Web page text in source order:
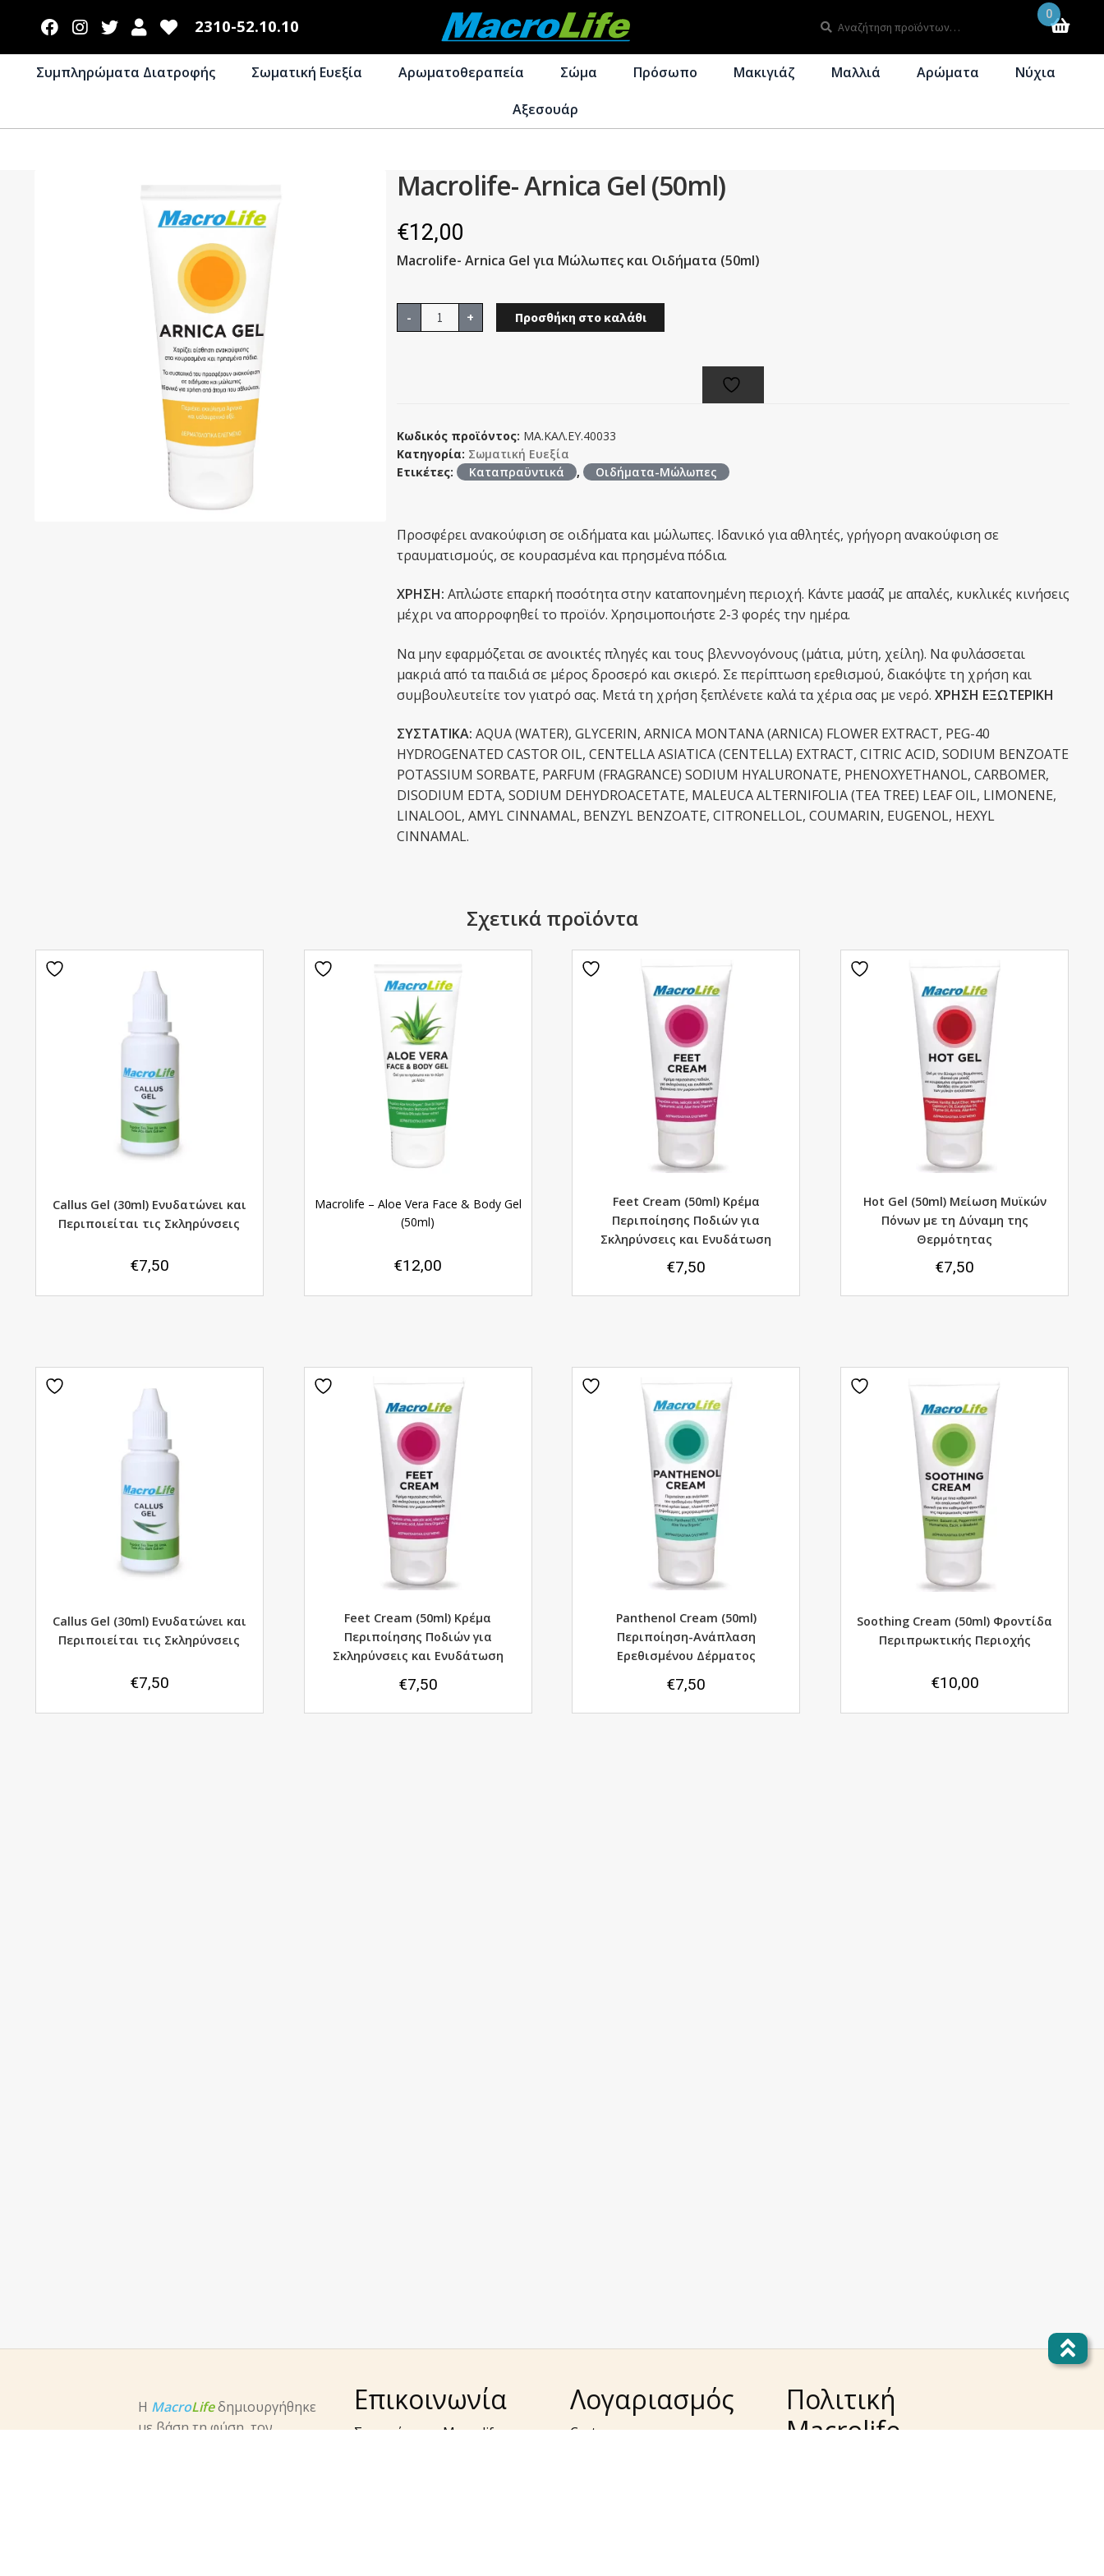
Απευθείας
μετάβαση
στην
Μετάβαση
σε
περιεχόμενο
2310-52.10.10
για:
0
Συμπληρώματα Διατροφής Σωματική Ευεξία Αρωματοθεραπεία Σώμα Πρόσωπο Μακιγιάζ Μαλλιά Αρώματα Νύχια
Αξεσουάρ
Macrolife- Arnica Gel (50ml)
€12,00
Macrolife- Arnica Gel για Μώλωπες και Οιδήματα (50ml)
- Macrolife-
Arnica
Gel
+ Προσθήκη στο καλάθι
Κωδικός προϊόντος: ΜΑ.ΚΑΛ.ΕΥ.40033
Κατηγορία: Σωματική Ευεξία
Ετικέτες:
Καταπραϋντικά , Οιδήματα-Μώλωπες
Προσφέρει ανακούφιση σε οιδήματα και μώλωπες. Ιδανικό για αθλητές, γρήγορη ανακούφιση σε
τραυματισμούς, σε κουρασμένα και πρησμένα πόδια.
XΡΗΣΗ: Απλώστε επαρκή ποσότητα στην καταπονημένη περιοχή. Κάντε μασάζ με απαλές, κυκλικές κινήσεις
μέχρι να απορροφηθεί το προϊόν. Χρησιμοποιήστε 2-3 φορές την ημέρα.
Να μην εφαρμόζεται σε ανοικτές πληγές και τους βλεννογόνους (μάτια, μύτη, χείλη). Να φυλάσσεται
μακριά από τα παιδιά σε μέρος δροσερό και σκιερό. Σε περίπτωση ερεθισμού, διακόψτε τη χρήση και
συμβουλευτείτε τον γιατρό σας. Μετά τη χρήση ξεπλένετε καλά τα χέρια σας με νερό. ΧΡΗΣΗ ΕΞΩΤΕΡΙΚΗ
ΣΥΣΤΑΤΙΚΑ: ΑQUA (WATER), GLYCERIN, ARNICA MONTANA (ARNICA) FLOWER EXTRACT, PEG-40
HYDROGENATED CASTOR OIL, CENTELLA ASIATICA (CENTELLA) EXTRACT, CITRIC ACID, SODIUM BENZOATE
POTASSIUM SORBATE, PARFUM (FRAGRANCE) SODIUM HYALURONATE, PHENOXYETHANOL, CARBOMER,
DISODIUM EDTA, SODIUM DEHYDROACETATE, MALEUCA ALTERNIFOLIA (TEA TREE) LEAF OIL, LIMONENE,
LINALOOL, AMYL CINNAMAL, BENZYL BENZOATE, CITRONELLOL, COUMARIN, EUGENOL, HEXYL
CINNAMAL.
Σχετικά προϊόντα
Callus Gel (30ml) Ενυδατώνει και
Περιποιείται τις Σκληρύνσεις
€7,50
Macrolife – Aloe Vera Face & Body Gel
(50ml)
€12,00
Feet Cream (50ml) Kρέμα
Περιποίησης Ποδιών για
Σκληρύνσεις και Ενυδάτωση
€7,50
Hot Gel (50ml) Μείωση Μυϊκών
Πόνων με τη Δύναμη της
Θερμότητας
€7,50
Callus Gel (30ml) Ενυδατώνει και
Περιποιείται τις Σκληρύνσεις
€7,50
Feet Cream (50ml) Kρέμα
Περιποίησης Ποδιών για
Σκληρύνσεις και Ενυδάτωση
€7,50
Panthenol Cream (50ml)
Περιποίηση-Ανάπλαση
Ερεθισμένου Δέρματος
€7,50
Soothing Cream (50ml) Φροντίδα
Περιπρωκτικής Περιοχής
€10,00
Η MacroLifeδημιουργήθηκε
με βάση τη φύση, τον
Επικοινωνία
Σχετικά με τη Macrolife
Λογαριασμός
Cart
Πολιτική
Macrolife